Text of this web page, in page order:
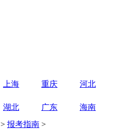
上海 重庆 河北
湖北 广东 海南
> 报考指南 >